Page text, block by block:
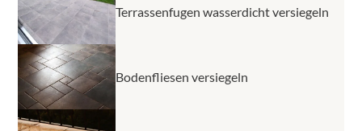
Terrassenfugen wasserdicht versiegeln
Bodenfliesen versiegeln